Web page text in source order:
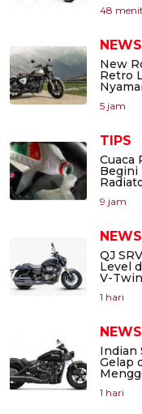
48 menit
NEWS
New
Retro
5 jam
TIPS
Cuaca
Begini
9 jam
NEWS
QJ
Level
V-Twin
1 hari
NEWS
Indian
Gelap
1 hari